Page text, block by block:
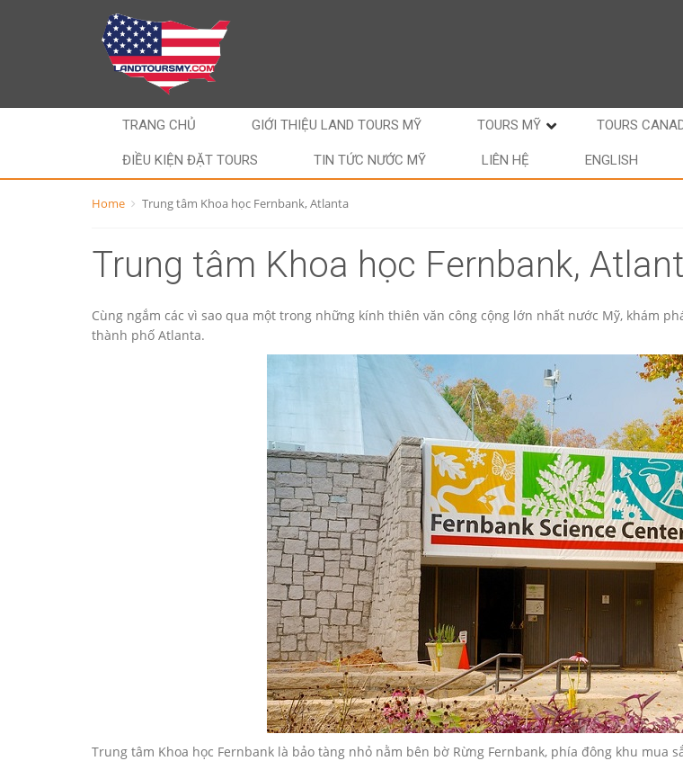
TRANG CHỦ GIỚI THIỆU LAND TOURS MỸ TOURS MỸ TOURS
ĐIỀU KIỆN ĐẶT TOURS TIN TỨC NƯỚC MỸ LIÊN HỆ ENGLISH
Home Trung tâm Khoa học Fernbank, Atlanta
Trung tâm Khoa học Fernbank,
Cùng ngắm các vì sao qua một trong những kính thiên văn công cộng lớn nhất nước Mỹ, khám
thành phố Atlanta.
Trung tâm Khoa học Fernbank là bảo tàng nhỏ nằm bên bờ Rừng Fernbank, phía đông khu mua